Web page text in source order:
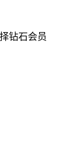
钻石会员